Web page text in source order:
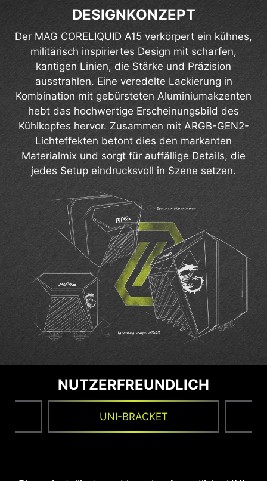
DESIGNKONZEPT
Der MAG CORELIQUID A15 verkörpert ein kühnes,
militärisch inspiriertes Design mit scharfen,
kantigen Linien, die Stärke und Präzision
ausstrahlen. Eine veredelte Lackierung in
Kombination mit gebürsteten Aluminiumakzenten
hebt das hochwertige Erscheinungsbild des
Kühlkopfes hervor. Zusammen mit ARGB-GEN2-
Lichteffekten betont dies den markanten
Materialmix und sorgt für auffällige Details, die
jedes Setup eindrucksvoll in Szene setzen.
NUTZERFREUNDLICH
UNI-BRACKET